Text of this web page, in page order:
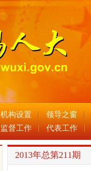
机构设置
领导之窗
监督工作 代表工作
2013年总第211期